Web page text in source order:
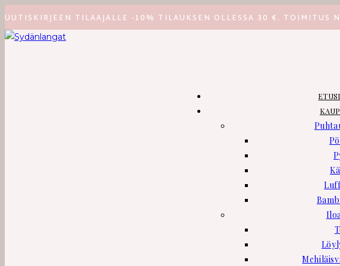
sisältöön
UUTISKIRJEEN TILAAJALLE -10% TILAUKSEN OLLESSA 30 €.